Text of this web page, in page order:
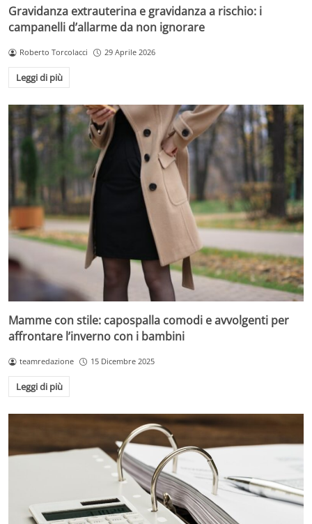
Gravidanza extrauterina e gravidanza a rischio: i
campanelli d’allarme da non ignorare
Roberto Torcolacci 29 Aprile 2026
Leggi di più
Mamme con stile: capospalla comodi e avvolgenti per
affrontare l’inverno con i bambini
teamredazione 15 Dicembre 2025
Leggi di più